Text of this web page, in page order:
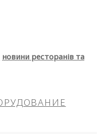
новини ресторанів та